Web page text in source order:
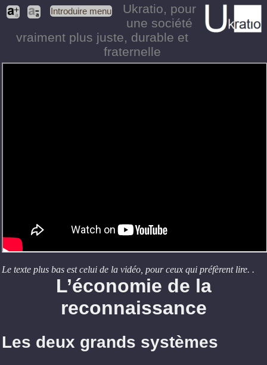
Introduire menu Ukratio, pour
une société
vraiment plus juste, durable et
fraternelle
Le texte plus bas est celui de la vidéo, pour ceux qui préfèrent lire. .
L’économie de la
reconnaissance
Les deux grands systèmes